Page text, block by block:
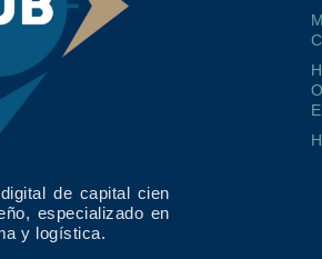
de capital cien
especializado en
y logística.